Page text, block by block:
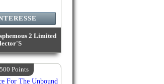
2 Limited
700 Points
:4
Points